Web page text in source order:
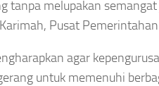
tanpa melupakan
Pusat
agar
untuk memenuhi